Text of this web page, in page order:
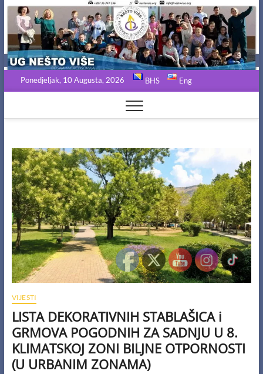
Skip
content
Ponedjeljak, 10 Augusta, 2026 BHS Eng
VIJESTI
LISTA DEKORATIVNIH STABLAŠICA i
GRMOVA POGODNIH ZA SADNJU U 8.
KLIMATSKOJ ZONI BILJNE OTPORNOSTI
(U URBANIM ZONAMA)